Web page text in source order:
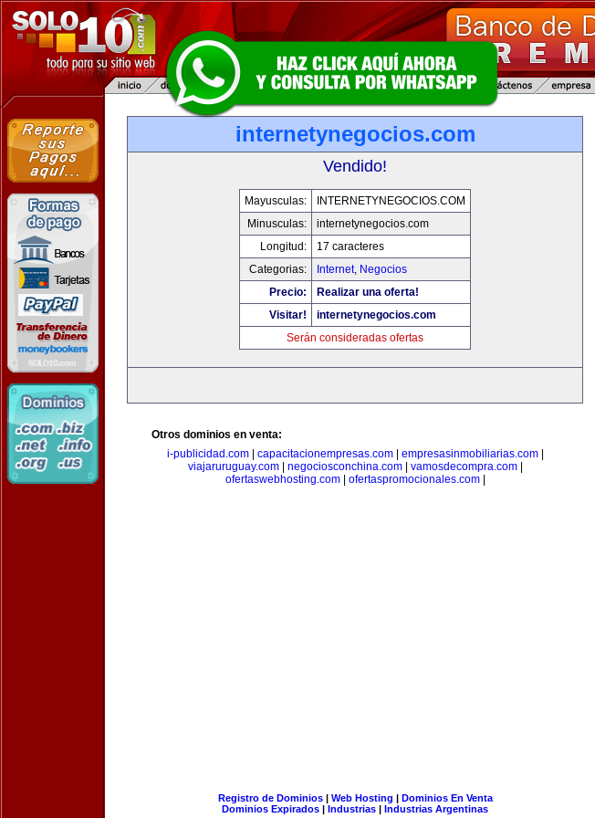
internetynegocios.com
Vendido!
Mayusculas:
INTERNETYNEGOCIOS.COM
Minusculas:
internetynegocios.com
Longitud:
17 caracteres
Categorias:
Internet, Negocios
Precio:
Realizar una oferta!
Visitar!
internetynegocios.com
Serán consideradas ofertas
Otros dominios en venta:
i-publicidad.com| capacitacionempresas.com| empresasinmobiliarias.com|
viajaruruguay.com| negociosconchina.com| vamosdecompra.com|
ofertaswebhosting.com| ofertaspromocionales.com|
Registro de Dominios| Web Hosting | Dominios En Venta
Dominios Expirados | Industrias | Industrias Argentinas